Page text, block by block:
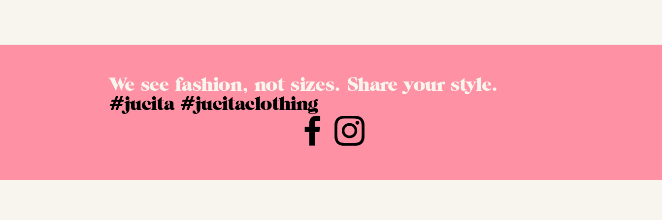
We see fashion, not sizes. Share your style.
#jucita #jucitaclothing